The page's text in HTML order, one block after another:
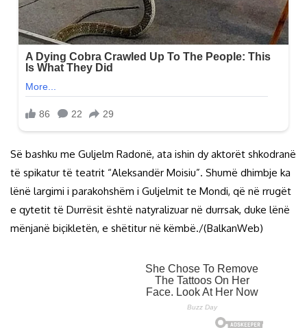
Së bashku me Guljelm Radonë, ata ishin dy aktorët shkodranë
të spikatur të teatrit “Aleksandër Moisiu”. Shumë dhimbje ka
lënë largimi i parakohshëm i Guljelmit te Mondi, që në rrugët
e qytetit të Durrësit është natyralizuar në durrsak, duke lënë
mënjanë biçikletën, e shëtitur në këmbë./(BalkanWeb)